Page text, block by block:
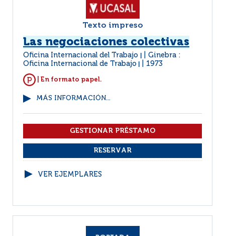
Texto impreso
Las negociaciones colectivas
Oficina Internacional del Trabajo
Ginebra :
Oficina Internacional de Trabajo
1973
| En formato papel.
MÁS INFORMACIÓN...
VER EJEMPLARES